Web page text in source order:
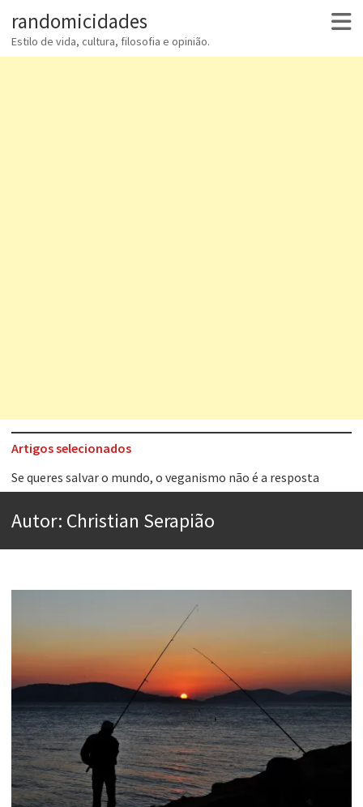
randomicidades
Estilo de vida, cultura, filosofia e opinião.
Artigos selecionados
Tem que filmar isso daí
Aprender a fracassar é o segredo do sucesso
Esse tal de Rock Gaúcho
Os causos de Jorge Luis Borges
Voto obrigatório é correto?
Se queres salvar o mundo, o veganismo não é a resposta
Autor: Christian Serapião